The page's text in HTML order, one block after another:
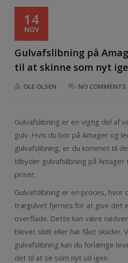
14
NOV
Gulvafslibning på
til at skinne som nyt
OLE OLSEN NO COMMENTS
Gulvafslibning er en vigtig del af
gulv. Hvis du bor på Amager og
gulvafslibning, er du kommet til
tilbyder gulvafslibning på
priser.
Gulvafslibning er en proces,
trægulvet fjernes for at give det
overflade. Dette kan være
blevet slidt eller har fået skader.
gulvafslibning kan du forlænge
det til at se som nyt ud igen.